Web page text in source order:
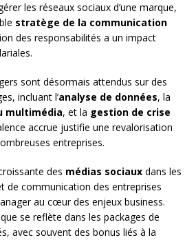
les réseaux sociaux d’une marque,
stratège de la communication
des responsabilités a un impact
sont désormais attendus sur des
incluant l’analyse de données, la
multimédia, et la gestion de crise
accrue justifie une revalorisation
entreprises.
des médias sociaux dans les
de communication des entreprises
au cœur des enjeux business.
se reflète dans les packages de
avec souvent des bonus liés à la